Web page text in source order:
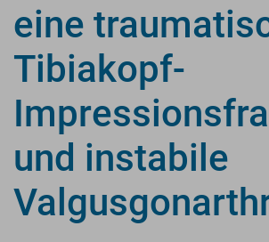
eine
Tibiakopf-
und instabile